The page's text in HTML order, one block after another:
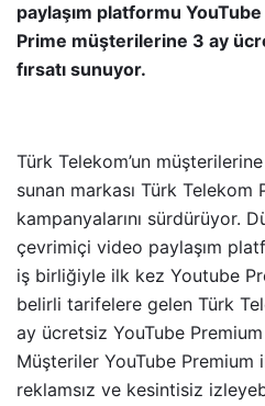
paylaşım platformu
Prime müşterilerine 3 ay
fırsatı sunuyor.
Türk Telekom’un
sunan markası Türk Telekom
kampanyalarını sürdürüyor.
çevrimiçi video paylaşım
iş birliğiyle ilk kez Youtube
belirli tarifelere gelen Türk
ay ücretsiz YouTube Premium
Müşteriler YouTube
reklamsız ve kesintisiz